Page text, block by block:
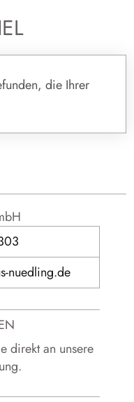
die Ihrer
nuedling.de
direkt an unsere